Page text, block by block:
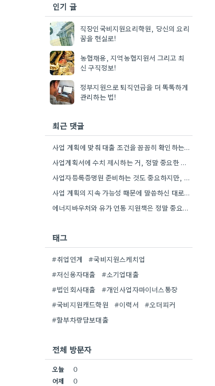
인기 글
직장인국비지원요리학원, 당신의 요리
꿈을 현실로!
농협채용, 지역농협지원서 그리고 최
신 구직정보!
정부지원으로 퇴직연금을 더 똑똑하게
관리하는 법!
최근 댓글
사업 계획에 맞춰 대출 조건을 꼼꼼히 확인하는 게 중요하네요. 저는 사업 확장 시 금리 변화를…
사업계획서에 수치 제시하는 거, 정말 중요한 부분인 것 같아요. 매출 성장률이나 고용 목표를 구체적으로 적으면…
사업자등록증명원 준비하는 것도 중요하지만, 특히 최근 재무제표 유효기간 꼭 확인해야 해요. 제가 최근 사업 계획서…
사업 계획의 지속 가능성 때문에 말씀하신 대로, 재무제표 준비를 미리 해두는 게 정말 중요하네요. 특히…
에너지바우처와 유가 연동 지원책은 정말 중요한 부분인 것 같아요. 특히 농어민분들이 에너지 가격 변동에 덜…
태그
#취업연계
#국비지원스케치업
#저신용자대출
#소기업대출
#법인회사대출
#개인사업자마이너스통장
#국비지원캐드학원
#이력서
#오더피커
#할부차량담보대출
전체 방문자
오늘
0
어제
0